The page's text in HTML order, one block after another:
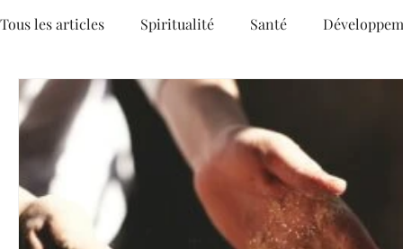
Tous les articles Spiritualité Santé
Dossiers Articles Brèves
Bio Coup de coeur Eco-tourisme
Yoga Immunité Musique Philosophie